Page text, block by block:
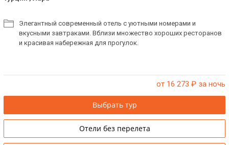
Элегантный современный отель с уютными номерами и
вкусными завтраками. Вблизи множество хороших ресторанов
и красивая набережная для прогулок.
от 16 273 ₽ за ночь
Выбрать тур
Отели без перелета